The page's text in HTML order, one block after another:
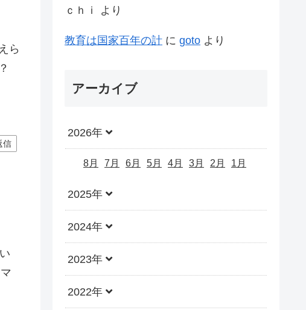
ら
信
ｃｈｉ
より
教育は国家百年の計 に goto より
アーカイブ
2026年
8月 7月 6月 5月 4月 3月 2月 1月
2025年
2024年
2023年
2022年